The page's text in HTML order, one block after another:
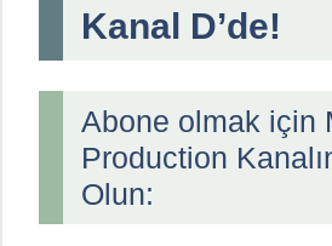
Kanal D’de!
Abone olmak için
Production
Olun: